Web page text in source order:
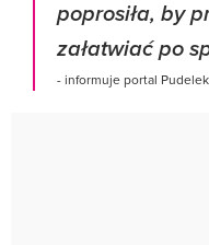
poprosiła, by
załatwiać po
- informuje portal